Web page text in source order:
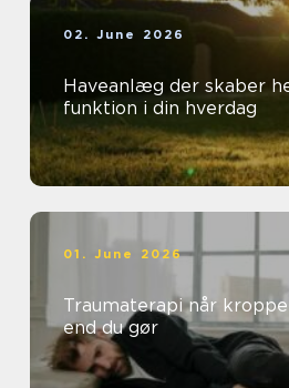
02. June 2026
Haveanlæg der skaber
funktion i din hverdag
01. June 2026
Traumaterapi når kroppen husker mere
end du gør